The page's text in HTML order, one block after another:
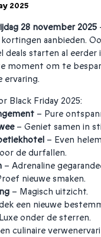
2025
28 november 2025
aanbieden.
deals starten al
moment om te
ervaring.
Black Friday 2025:
– Pure
– Geniet samen in
– Even
de durfallen.
– Adrenaline
nieuwe smaken.
– Magisch uitzicht.
een nieuwe
onder de sterren.
culinaire